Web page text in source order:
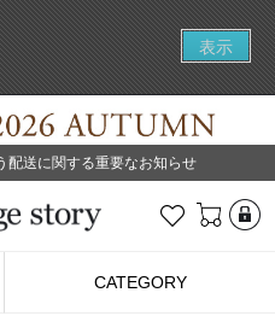
表示
配送に関する重要なお知らせ
お気に入り
CATEGORY